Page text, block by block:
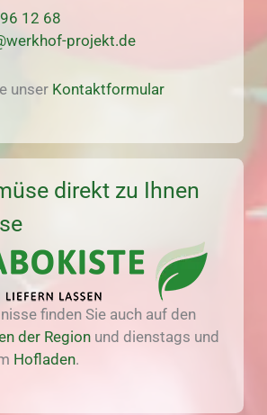
12 68
projekt.de
unser Kontaktformular
direkt zu Ihnen
finden Sie auch auf den
der Region und dienstags und
Hofladen.